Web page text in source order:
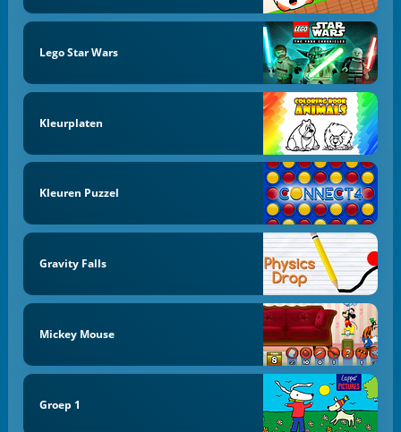
Lego Star Wars
Kleurplaten
Kleuren Puzzel
Gravity Falls
Mickey Mouse
Groep 1